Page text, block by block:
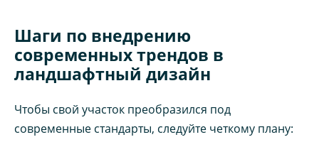
Шаги по внедрению
современных трендов в
ландшафтный дизайн
Чтобы свой участок преобразился под
современные стандарты, следуйте четкому плану: